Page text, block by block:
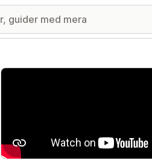
Galleri med utvalda bilder